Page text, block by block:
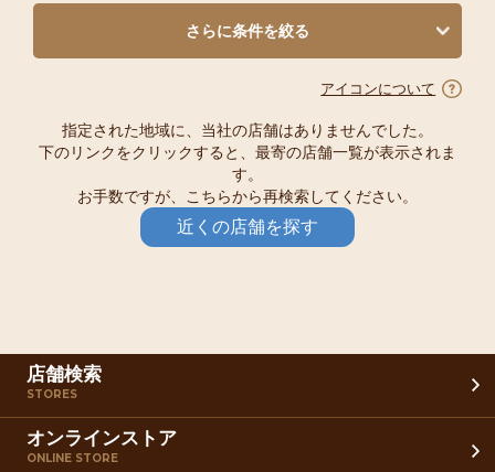
さらに条件を絞る
アイコンについて
指定された地域に、当社の店舗はありませんでした。
下のリンクをクリックすると、最寄の店舗一覧が表示されま
す。
お手数ですが、こちらから再検索してください。
近くの店舗を探す
店舗検索
STORES
オンラインストア
ONLINE STORE